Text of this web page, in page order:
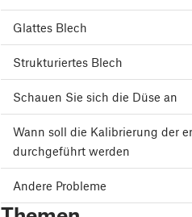
Glattes Blech
Strukturiertes Blech
Schauen Sie sich die Düse an
Wann soll die Kalibrierung der
durchgeführt werden
Andere Probleme